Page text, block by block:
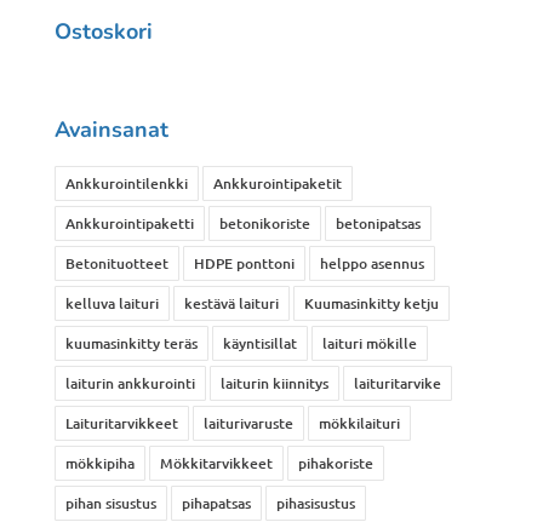
sivulla.
Ostoskori
Avainsanat
Ankkurointilenkki
Ankkurointipaketit
Ankkurointipaketti
betonikoriste
betonipatsas
Betonituotteet
HDPE ponttoni
helppo asennus
kelluva laituri
kestävä laituri
Kuumasinkitty ketju
kuumasinkitty teräs
käyntisillat
laituri mökille
laiturin ankkurointi
laiturin kiinnitys
laituritarvike
Laituritarvikkeet
laiturivaruste
mökkilaituri
mökkipiha
Mökkitarvikkeet
pihakoriste
pihan sisustus
pihapatsas
pihasisustus